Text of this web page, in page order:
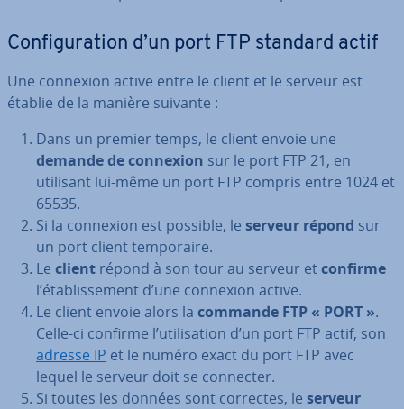
Con­fi­gu­ra­tion d’un port FTP standard actif
Une connexion active entre le client et le serveur est
établie de la manière suivante :
Dans un premier temps, le client envoie une
demande de connexion sur le port FTP 21, en
utilisant lui-même un port FTP compris entre 1024 et
65535.
Si la connexion est possible, le serveur répond sur
un port client tem­po­raire.
Le client répond à son tour au serveur etconfirme
l’éta­blis­se­ment d’une connexion active.
Le client envoie alors la commande FTP « PORT ».
Celle-ci confirme l’uti­li­sa­tion d’un port FTP actif, son
adresse IP et le numéro exact du port FTP avec
lequel le serveur doit se connecter.
Si toutes les données sont correctes, le serveur